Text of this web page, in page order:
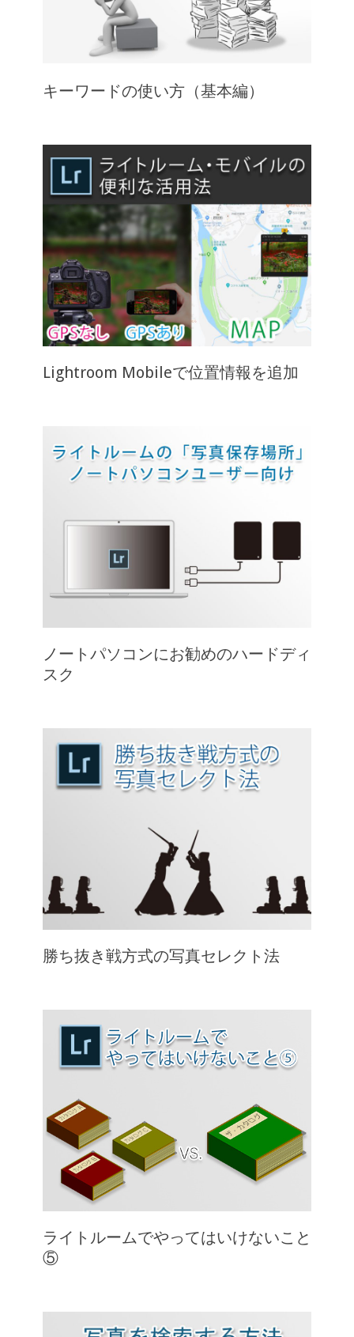
キーワードの使い方（基本編）
Lightroom Mobileで位置情報を追加
ノートパソコンにお勧めのハードディ
スク
勝ち抜き戦方式の写真セレクト法
ライトルームでやってはいけないこと
⑤